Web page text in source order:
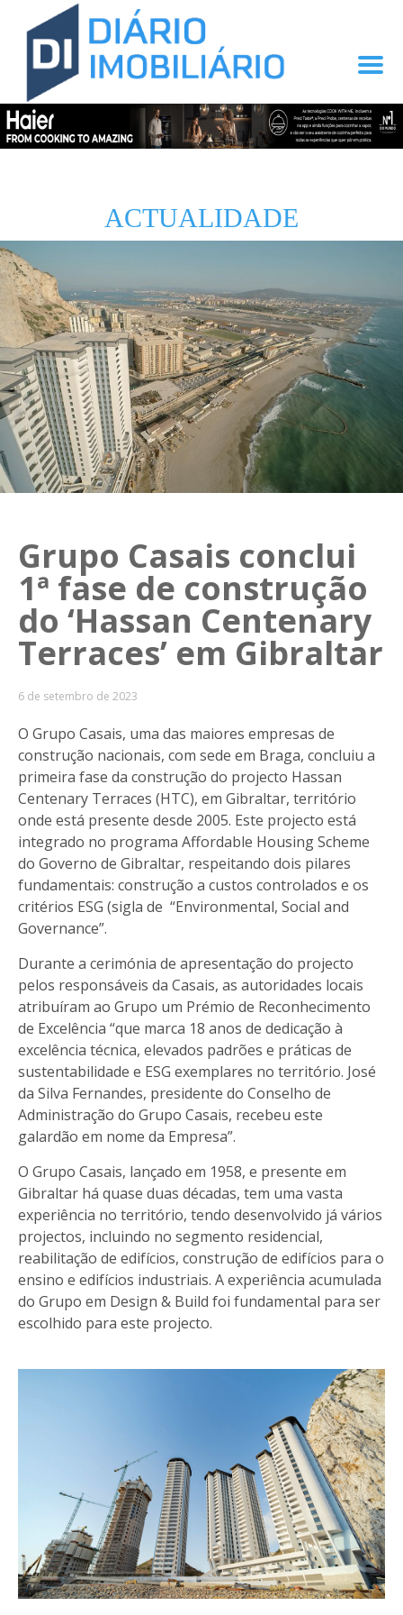
ACTUALIDADE
Grupo Casais conclui
1ª fase de construção
do ‘Hassan Centenary
Terraces’ em Gibraltar
6 de setembro de 2023
O Grupo Casais, uma das maiores empresas de
construção nacionais, com sede em Braga, concluiu a
primeira fase da construção do projecto Hassan
Centenary Terraces (HTC), em Gibraltar, território
onde está presente desde 2005. Este projecto está
integrado no programa Affordable Housing Scheme
do Governo de Gibraltar, respeitando dois pilares
fundamentais: construção a custos controlados e os
critérios ESG (sigla de “Environmental, Social and
Governance”.
Durante a cerimónia de apresentação do projecto
pelos responsáveis da Casais, as autoridades locais
atribuíram ao Grupo um Prémio de Reconhecimento
de Excelência “que marca 18 anos de dedicação à
excelência técnica, elevados padrões e práticas de
sustentabilidade e ESG exemplares no território. José
da Silva Fernandes, presidente do Conselho de
Administração do Grupo Casais, recebeu este
galardão em nome da Empresa”.
O Grupo Casais, lançado em 1958, e presente em
Gibraltar há quase duas décadas, tem uma vasta
experiência no território, tendo desenvolvido já vários
projectos, incluindo no segmento residencial,
reabilitação de edifícios, construção de edifícios para o
ensino e edifícios industriais. A experiência acumulada
do Grupo em Design & Build foi fundamental para ser
escolhido para este projecto.